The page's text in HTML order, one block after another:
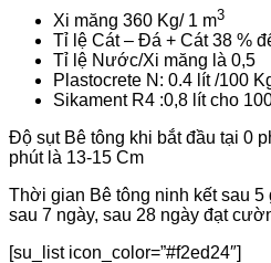
Xi măng 360 Kg/ 1 m3
Tỉ lệ Cát – Đá + Cát 38 %
Tỉ lệ Nước/Xi măng là 0,5
Plastocrete N: 0.4 lít /100
Sikament R4 :0,8 lít cho
Độ sụt Bê tông khi bắt đầu tại 0
phút là 13-15 Cm
Thời gian Bê tông ninh kết sau
sau 7 ngày, sau 28 ngày đạt
[su_list icon_color=”#f2ed24″]